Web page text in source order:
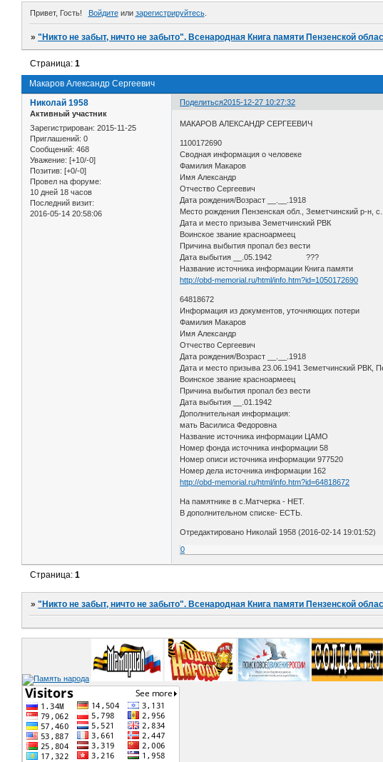
Привет, Гость! Войдитеили зарегистрируйтесь.
»"Никто не забыт, ничто не забыто". Всенародная Книга памяти Пензенской
Макаров Александр Сергеевич
Страница:1
Поделиться2015-12-27 10:27:32
Николай 1958
Активный участник
Зарегистрирован: 2015-11-25
Приглашений: 0
Сообщений: 468
Уважение: [+10/-0]
Позитив: [+0/-0]
Провел на форуме:
10 дней 18 часов
Последний визит:
2016-05-14 20:58:06
МАКАРОВ АЛЕКСАНДР СЕРГЕЕВИЧ
1100172690
Сводная информация о человеке
Фамилия Макаров
Имя Александр
Отчество Сергеевич
Дата рождения/Возраст __.__.1918
Место рождения Пензенская обл., Земетчинский р-н,
Дата и место призыва Земетчинский РВК
Воинское звание красноармеец
Причина выбытия пропал без вести
Дата выбытия __.05.1942 ???
Название источника информации Книга памяти
http://obd-memorial.ru/html/info.htm?id=1050172690
64818672
Информация из документов, уточняющих потери
Фамилия Макаров
Имя Александр
Отчество Сергеевич
Дата рождения/Возраст __.__.1918
Дата и место призыва 23.06.1941 Земетчинский РВК,
Воинское звание красноармеец
Причина выбытия пропал без вести
Дата выбытия __.01.1942
Дополнительная информация:
мать Василиса Федоровна
Название источника информации ЦАМО
Номер фонда источника информации 58
Номер описи источника информации 977520
Номер дела источника информации 162
http://obd-memorial.ru/html/info.htm?id=64818672
На памятнике в с.Матчерка - НЕТ.
В дополнительном списке- ЕСТЬ.
Отредактировано Николай 1958 (2016-02-14 19:01:52)
0
Страница:1
»"Никто не забыт, ничто не забыто". Всенародная Книга памяти Пензенской